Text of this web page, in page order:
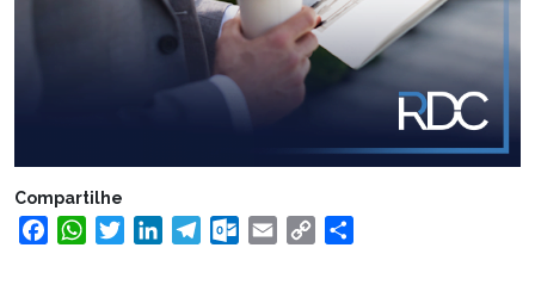
Compartilhe
FacebookWhatsApp
TwitterLinkedInTelegramOutlook.com
Email Copy